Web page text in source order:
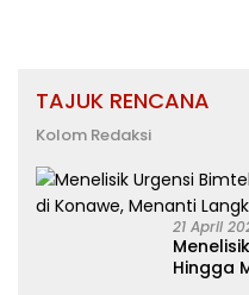
TAJUK RENCANA
Kolom Redaksi
21 April
Hingga